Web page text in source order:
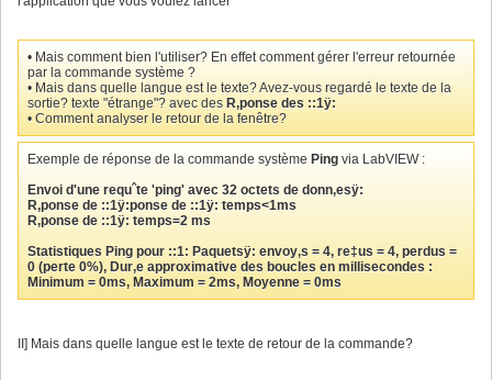
• Mais comment bien l'utiliser? En effet comment gérer l'erreur retournée
par la commande système ?
• Mais dans quelle langue est le texte? Avez-vous regardé le texte de la
sortie? texte "étrange"? avec des R‚ponse des ::1ÿ:
• Comment analyser le retour de la fenêtre?
Exemple de réponse de la commande système Ping via LabVIEW :
Envoi d'une requˆte 'ping' avec 32 octets de donn‚esÿ:
R‚ponse de ::1ÿ:ponse de ::1ÿ: temps<1ms
R‚ponse de ::1ÿ: temps=2 ms
Statistiques Ping pour ::1: Paquetsÿ: envoy‚s = 4, re‡us = 4, perdus =
0 (perte 0%), Dur‚e approximative des boucles en millisecondes :
Minimum = 0ms, Maximum = 2ms, Moyenne = 0ms
II] Mais dans quelle langue est le texte de retour de la commande?